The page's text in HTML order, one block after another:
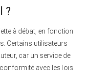
?
à débat, en fonction
Certains utilisateurs
car un service de
avec les lois